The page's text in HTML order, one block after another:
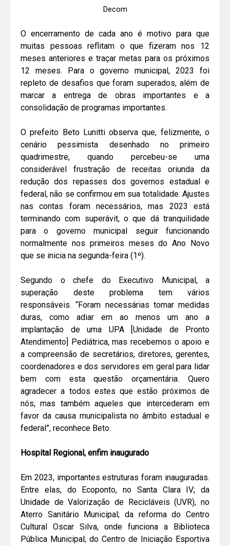
Decom
O encerramento de cada ano é motivo para que
muitas pessoas reflitam o que fizeram nos 12
meses anteriores e traçar metas para os próximos
12 meses. Para o governo municipal, 2023 foi
repleto de desafios que foram superados, além de
marcar a entrega de obras importantes e a
consolidação de programas importantes.
O prefeito Beto Lunitti observa que, felizmente, o
cenário pessimista desenhado no primeiro
quadrimestre, quando percebeu-se uma
considerável frustração de receitas oriunda da
redução dos repasses dos governos estadual e
federal, não se confirmou em sua totalidade. Ajustes
nas contas foram necessários, mas 2023 está
terminando com superávit, o que dá tranquilidade
para o governo municipal seguir funcionando
normalmente nos primeiros meses do Ano Novo
que se inicia na segunda-feira (1º).
Segundo o chefe do Executivo Municipal, a
superação deste problema tem vários
responsáveis. “Foram necessárias tomar medidas
duras, como adiar em ao menos um ano a
implantação de uma UPA [Unidade de Pronto
Atendimento] Pediátrica, mas recebemos o apoio e
a compreensão de secretários, diretores, gerentes,
coordenadores e dos servidores em geral para lidar
bem com esta questão orçamentária. Quero
agradecer a todos estes que estão próximos de
nós, mas também aqueles que intercederam em
favor da causa municipalista no âmbito estadual e
federal”, reconhece Beto.
Hospital Regional, enfim inaugurado
Em 2023, importantes estruturas foram inauguradas.
Entre elas, do Ecoponto, no Santa Clara IV; da
Unidade de Valorização de Recicláveis (UVR), no
Aterro Sanitário Municipal; da reforma do Centro
Cultural Oscar Silva, onde funciona a Biblioteca
Pública Municipal; do Centro de Iniciação Esportiva